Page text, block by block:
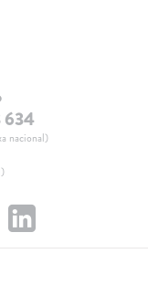
634
nacional)